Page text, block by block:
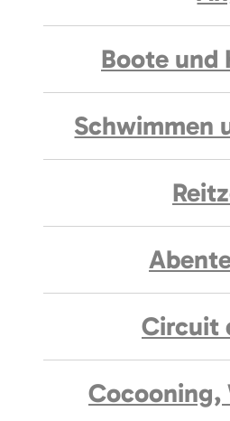
Boote und
Schwimmen
Circuit
Cocooning,